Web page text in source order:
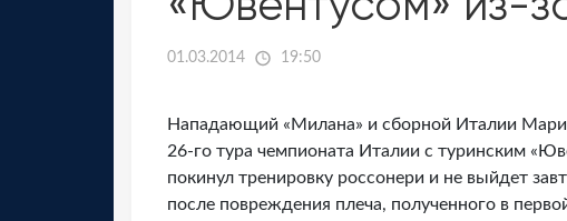
01.03.2014 19:50
Нападающий «Милана» и сборной Италии
26-го тура чемпионата Италии с туринским
покинул тренировку россонери и не выйдет
после повреждения плеча, полученного в